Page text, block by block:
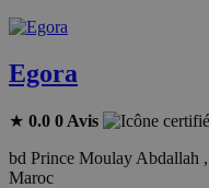
Egora
★ 0.0 0 Avis
bd Prince Moulay Abdallah
Maroc